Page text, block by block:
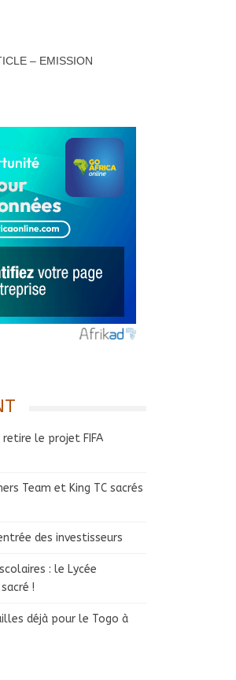
retire le projet FIFA
Team et King TC sacrés
des investisseurs
: le Lycée
!
déjà pour le Togo à